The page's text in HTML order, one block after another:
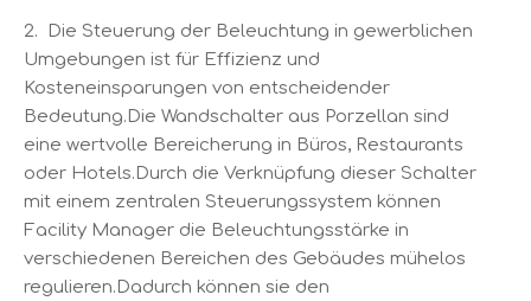
2. Die Steuerung der Beleuchtung in gewerblichen
Umgebungen ist für Effizienz und
Kosteneinsparungen von entscheidender
Bedeutung.Die Wandschalter aus Porzellan sind
eine wertvolle Bereicherung in Büros, Restaurants
oder Hotels.Durch die Verknüpfung dieser Schalter
mit einem zentralen Steuerungssystem können
Facility Manager die Beleuchtungsstärke in
verschiedenen Bereichen des Gebäudes mühelos
regulieren.Dadurch können sie den